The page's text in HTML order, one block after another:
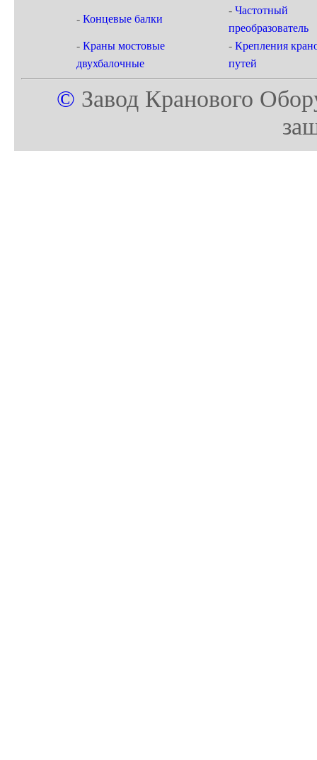
- Концевые балки
- Частотный
преобразователь
- Краны мостовые
двухбалочные
- Крепления
путей
© Завод Кранового